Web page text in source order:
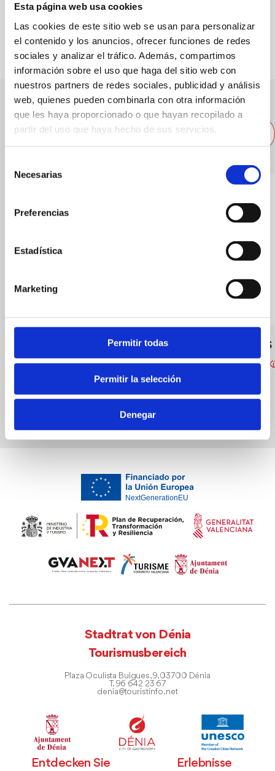
Esta página web usa cookies
Las cookies de este sitio web se usan para personalizar
el contenido y los anuncios, ofrecer funciones de redes
sociales y analizar el tráfico. Además, compartimos
información sobre el uso que haga del sitio web con
nuestros partners de redes sociales, publicidad y análisis
web, quienes pueden combinarla con otra información
que les haya proporcionado o que hayan recopilado a
partir del uso que haya hecho de sus servicios.
Necesarias
Preferencias
Estadística
Marketing
Permitir todas
Permitir la selección
Denegar
Andere nahegelegene
Restaurants
Bars
MARCUS
Italienische
Stadtrat von Dénia
Tourismusbereich
Plaza Oculista Buigues, 9. 03700 Dénia
T. 96 642 23 67
denia@touristinfo.net
Entdecken Sie Erlebnisse